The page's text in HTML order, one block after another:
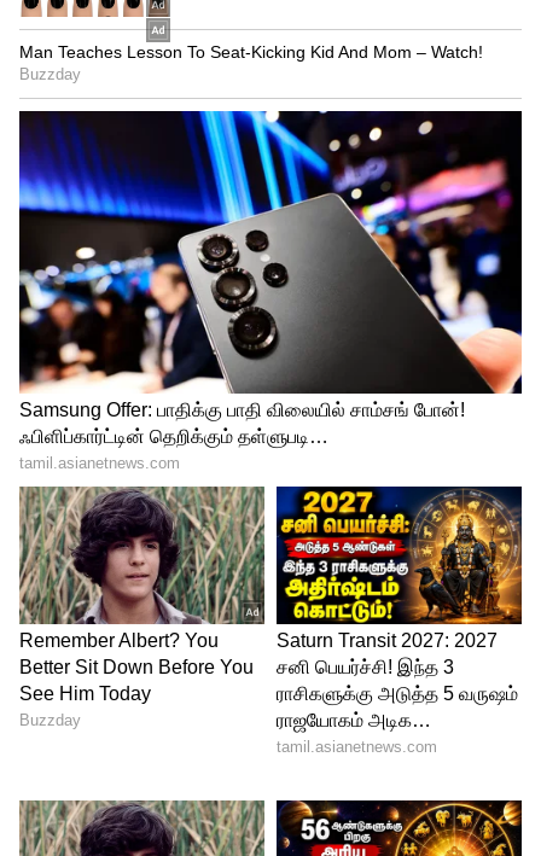
தொற்று (கோவிட்-19) தொற்றுநோயின்
உச்சக்கட்டத்தின் போது, துன்பங்களைத்
தணிப்பதில் யோகா எவ்வாறு
மனிதகுலத்திற்கு சேவை செய்தது என்பதை
சித்தரிக்கும் வகையில் இந்த
கருப்பொருளை கொண்டுள்ளது.